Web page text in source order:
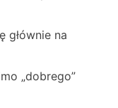
głównie na
„dobrego”